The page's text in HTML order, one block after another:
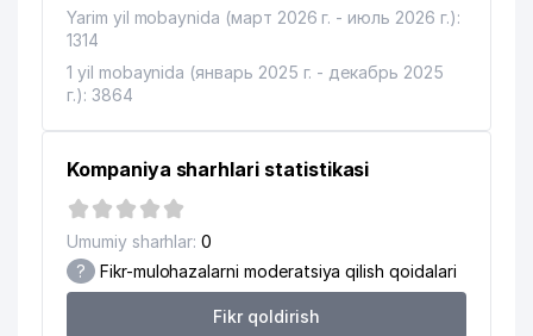
Yarim yil mobaynida (март 2026 г. - июль 2026 г.):
1314
1 yil mobaynida (январь 2025 г. - декабрь 2025
г.): 3864
Kompaniya sharhlari statistikasi
Umumiy sharhlar: 0
? Fikr-mulohazalarni moderatsiya qilish qoidalari
Fikr qoldirish